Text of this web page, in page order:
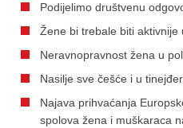
Podijelimo društvenu
Žene bi trebale biti aktivnije
Neravnopravnost žena u
Nasilje sve češće i u
Najava prihvaćanja
spolova žena i muškaraca